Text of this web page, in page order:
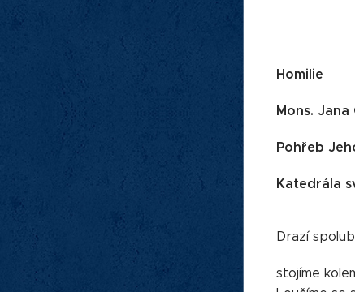
Homilie
Mons.
Pohřeb
Katedrála
Drazí
stojíme